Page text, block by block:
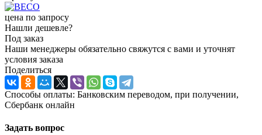
цена по запросу
Нашли дешевле?
Под заказ
Наши менеджеры обязательно свяжутся с вами и уточнят
условия заказа
Поделиться
Способы оплаты: Банковским переводом, при получении,
Сбербанк онлайн
Задать вопрос